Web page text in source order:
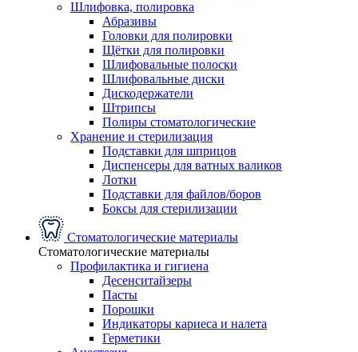
Шлифовка, полировка
Абразивы
Головки для полировки
Щётки для полировки
Шлифовальные полоски
Шлифовальные диски
Дискодержатели
Штрипсы
Полиры стоматологические
Хранение и стерилизация
Подставки для шприцов
Диспенсеры для ватных валиков
Лотки
Подставки для файлов/боров
Боксы для стерилизации
Стоматологические материалы
Стоматологические материалы
Профилактика и гигиена
Десенситайзеры
Пасты
Порошки
Индикаторы кариеса и налета
Герметики